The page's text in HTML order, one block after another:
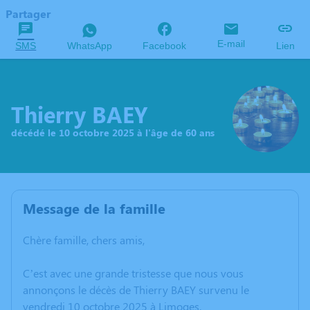
Partager
SMS WhatsApp Facebook E-mail Lien
Thierry BAEY
décédé le 10 octobre 2025 à l'âge de 60 ans
Message de la famille
Chère famille, chers amis,
C’est avec une grande tristesse que nous vous
annonçons le décès de Thierry BAEY survenu le
vendredi 10 octobre 2025 à Limoges.